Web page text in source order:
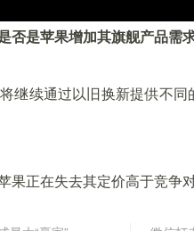
否是苹果增加其旗舰产品需
继续通过以旧换新提供不
正在失去其定价高于竞争